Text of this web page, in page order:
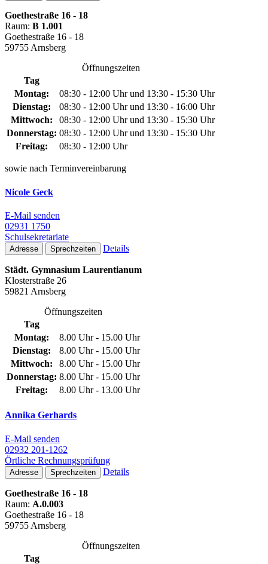
Goethestraße 16 - 18
Raum: B 1.001
Goethestraße 16 - 18
59755 Arnsberg
Öffnungszeiten
Tag
Montag:
08:30 - 12:00 Uhr und 13:30 - 15:30 Uhr
Dienstag:
08:30 - 12:00 Uhr und 13:30 - 16:00 Uhr
Mittwoch:
08:30 - 12:00 Uhr und 13:30 - 15:30 Uhr
Donnerstag: 08:30 - 12:00 Uhr und 13:30 - 15:30 Uhr
Freitag:
08:30 - 12:00 Uhr
sowie nach Terminvereinbarung
Nicole Geck
E-Mail senden
02931 1750
Schulsekretariate
Adresse Sprechzeiten Details
Städt. Gymnasium Laurentianum
Klosterstraße 26
59821 Arnsberg
Öffnungszeiten
Tag
Montag:
8.00 Uhr - 15.00 Uhr
Dienstag:
8.00 Uhr - 15.00 Uhr
Mittwoch:
8.00 Uhr - 15.00 Uhr
Donnerstag: 8.00 Uhr - 15.00 Uhr
Freitag:
8.00 Uhr - 13.00 Uhr
Annika Gerhards
E-Mail senden
02932 201-1262
Örtliche Rechnungsprüfung
Adresse Sprechzeiten Details
Goethestraße 16 - 18
Raum: A.0.003
Goethestraße 16 - 18
59755 Arnsberg
Öffnungszeiten
Tag